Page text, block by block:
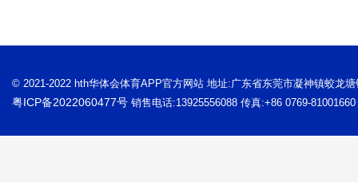
© 2021-2022 hth华体会体育APP官方网站 地址:广东省东莞市凝神镇蛟龙
粤ICP备2022060477号 销售电话:13925556088 传真:+86 0769-81001660